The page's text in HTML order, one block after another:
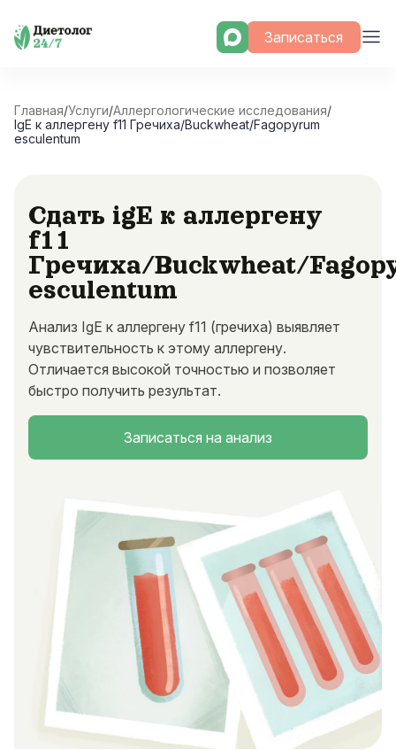
Skip
Записаться
Главная/Услуги/Аллергологические исследования/
IgE к аллергену f11 Гречиха/Buckwheat/Fagopyrum
esculentum
Сдать igE к аллергену
f11
Гречиха/Buckwheat/
esculentum
Анализ IgE к аллергену f11 (гречиха) выявляет
чувствительность к этому аллергену.
Отличается высокой точностью и позволяет
быстро получить результат.
Записаться на анализ